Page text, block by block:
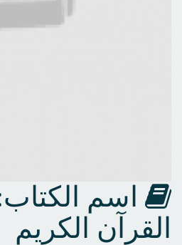
اسم
القرآن الكريم